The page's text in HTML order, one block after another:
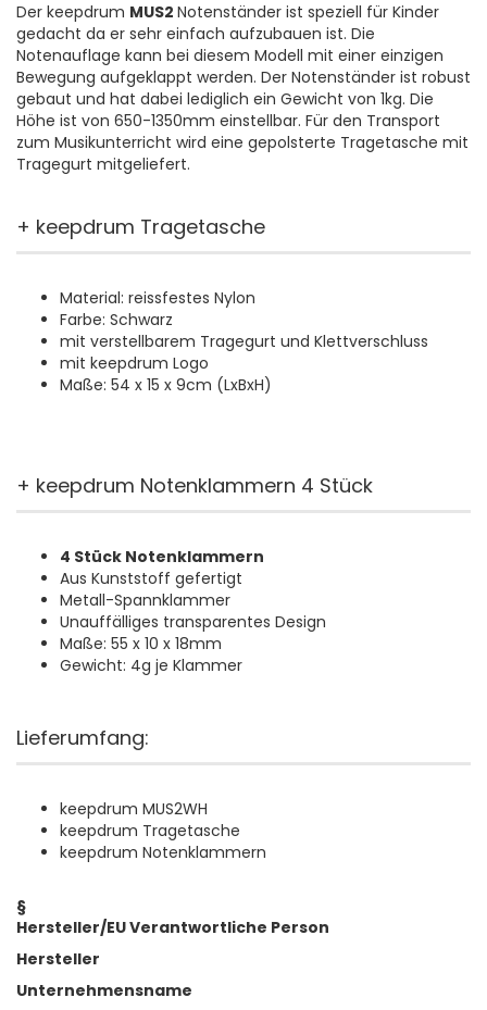
Der keepdrum MUS2 Notenständer ist speziell für Kinder
gedacht da er sehr einfach aufzubauen ist. Die
Notenauflage kann bei diesem Modell mit einer einzigen
Bewegung aufgeklappt werden. Der Notenständer ist robust
gebaut und hat dabei lediglich ein Gewicht von 1kg. Die
Höhe ist von 650-1350mm einstellbar. Für den Transport
zum Musikunterricht wird eine gepolsterte Tragetasche mit
Tragegurt mitgeliefert.
+ keepdrum Tragetasche
Material: reissfestes Nylon
Farbe: Schwarz
mit verstellbarem Tragegurt und Klettverschluss
mit keepdrum Logo
Maße: 54 x 15 x 9cm (LxBxH)
+ keepdrum Notenklammern 4 Stück
4 Stück Notenklammern
Aus Kunststoff gefertigt
Metall-Spannklammer
Unauffälliges transparentes Design
Maße: 55 x 10 x 18mm
Gewicht: 4g je Klammer
Lieferumfang:
keepdrum MUS2WH
keepdrum Tragetasche
keepdrum Notenklammern
§
Hersteller/EU Verantwortliche Person
Hersteller
Unternehmensname